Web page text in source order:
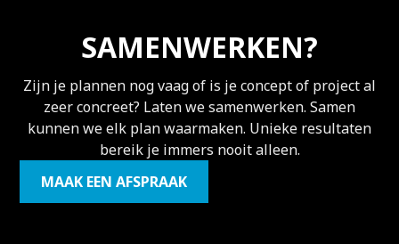
SAMENWERKEN?
Zijn je plannen nog vaag of is je concept of project al
zeer concreet? Laten we samenwerken. Samen
kunnen we elk plan waarmaken. Unieke resultaten
bereik je immers nooit alleen.
MAAK EEN AFSPRAAK